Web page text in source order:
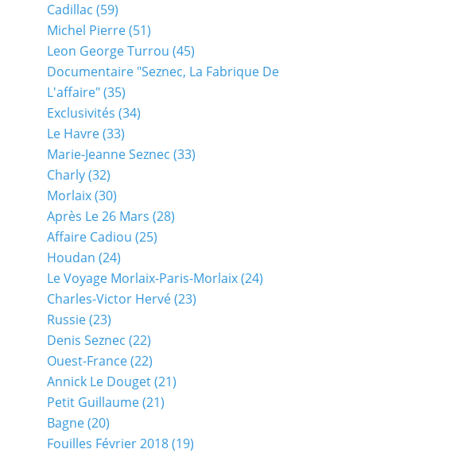
Cadillac (59)
Michel Pierre(51)
Leon George Turrou (45)
Documentaire "seznec, La Fabrique De
L'affaire"(35)
Exclusivités (34)
Le Havre(33)
Marie-Jeanne Seznec (33)
Charly(32)
Morlaix(30)
Après Le 26 Mars (28)
Affaire Cadiou (25)
Houdan (24)
Le Voyage Morlaix-Paris-Morlaix(24)
Charles-Victor Hervé(23)
Russie(23)
Denis Seznec (22)
Ouest-France(22)
Annick Le Douget(21)
Petit Guillaume(21)
Bagne(20)
Fouilles Février 2018(19)